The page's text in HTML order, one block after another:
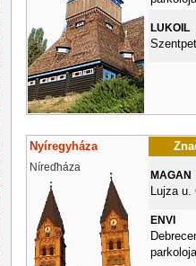
LUKOIL
Nyíregyháza
Níreďháza
MAGAN
Lujza u.
ENVI